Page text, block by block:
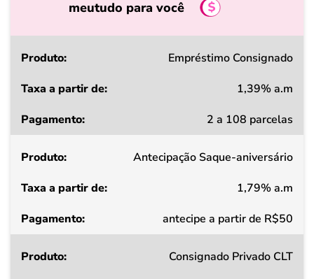
meutudo para você
Produto
a
de
Pagamento
Empréstimo Consignado
1,39% a.m
2 a 108 parcelas
Antecipação Saque-aniversário
1,79% a.m
antecipe a partir de R$50
Consignado Privado CLT